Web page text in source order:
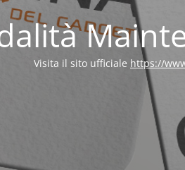
Visita il sito ufficiale https://